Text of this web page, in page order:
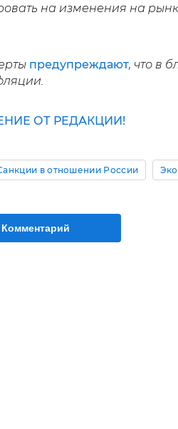
на изменения на
предупреждают, что в
ОТ РЕДАКЦИИ!
в отношении России